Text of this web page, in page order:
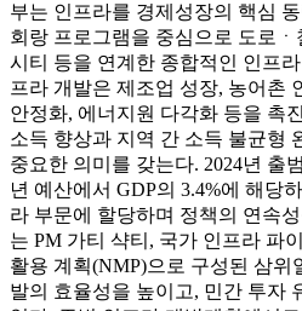
부는 인프라를 경제성장의 핵심
회랑 프로그램을 중심으로 도로
시티 등을 연계한 종합적인 인프
프라 개발은 제조업 성장, 농어촌
안정화, 에너지원 다각화 등을 촉
소득 향상과 지역 간 소득 불균형
중요한 의미를 갖는다. 2024년 출
년 예산에서 GDP의 3.4%에 해당
라 부문에 할당하며 정책의 연속
는 PM 가티 샥티, 국가 인프라 파
활용 계획(NMP)으로 구성된 삼위
발의 효율성을 높이고, 민간 투자